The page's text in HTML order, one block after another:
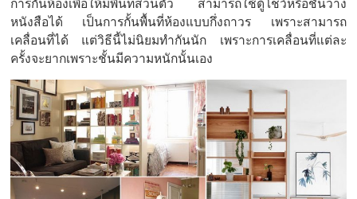
การกั้นห้องเพื่อให้มีพื้นที่ส่วนตัว สามารถใช้ตู้โชว์หรือชั้นวาง
หนังสือได้ เป็นการกั้นพื้นที่ห้องแบบกึ่งถาวร เพราะสามารถ
เคลื่อนที่ได้ แต่วิธีนี้ไม่นิยมทำกันนัก เพราะการเคลื่อนที่แต่ละ
ครั้งจะยากเพราะชั้นมีความหนักนั้นเอง